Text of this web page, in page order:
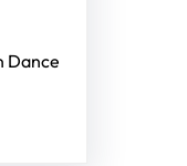
Dance